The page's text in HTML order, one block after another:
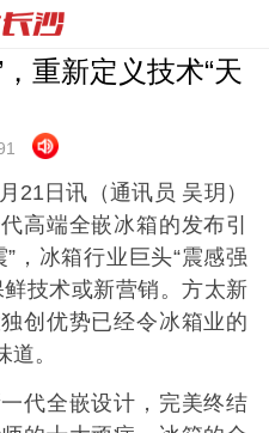
重新定义技术“天
日讯（通讯员 吴玥）
高端全嵌冰箱的发布引
，冰箱行业巨头“震感强
技术或新营销。方太新
创优势已经令冰箱业的
。
全嵌设计，完美终结